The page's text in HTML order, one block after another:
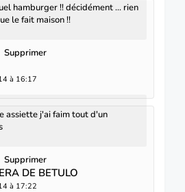
hamburger !! décidément ... rien
le fait maison !!
Supprimer
à 16:17
assiette j'ai faim tout d'un
Supprimer
DE BETULO
à 17:22